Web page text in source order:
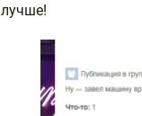
лучше!